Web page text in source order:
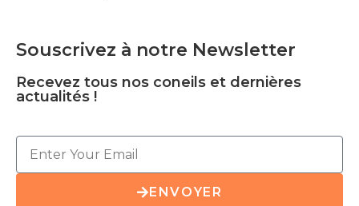
Souscrivez à notre Newsletter
Recevez tous nos coneils et dernières
actualités !
ENVOYER